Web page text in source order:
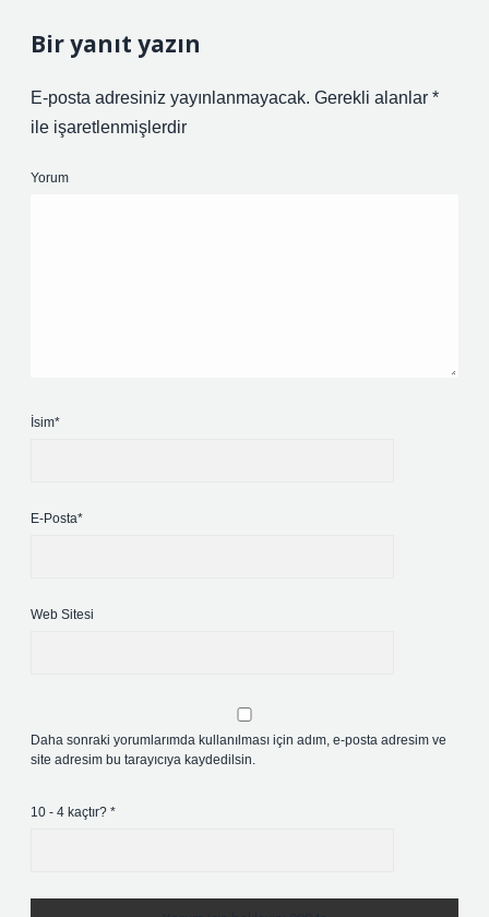
Bir yanıt yazın
E-posta adresiniz yayınlanmayacak. Gerekli alanlar *
ile işaretlenmişlerdir
Yorum
İsim*
E-Posta*
Web Sitesi
Daha sonraki yorumlarımda kullanılması için adım, e-posta adresim ve
site adresim bu tarayıcıya kaydedilsin.
10 - 4 kaçtır? *